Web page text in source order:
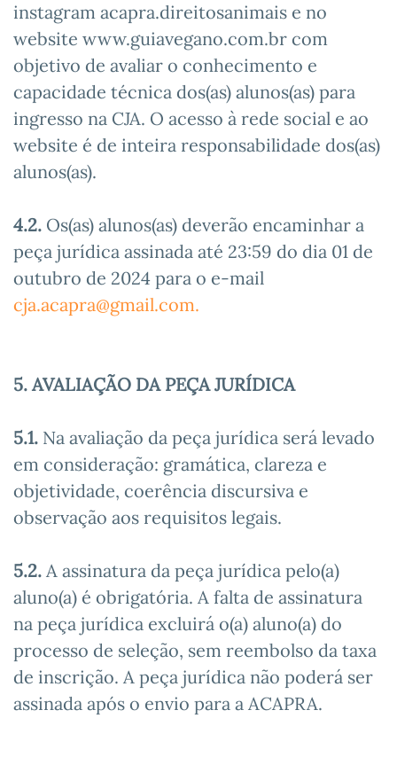
instagram acapra.direitosanimais e no
website www.guiavegano.com.br com
objetivo de avaliar o conhecimento e
capacidade técnica dos(as) alunos(as) para
ingresso na CJA. O acesso à rede social e ao
website é de inteira responsabilidade dos(as)
alunos(as).
4.2. Os(as) alunos(as) deverão encaminhar a
peça jurídica assinada até 23:59 do dia 01 de
outubro de 2024 para o e-mail
cja.acapra@gmail.com.
5. AVALIAÇÃO DA PEÇA JURÍDICA
5.1. Na avaliação da peça jurídica será levado
em consideração: gramática, clareza e
objetividade, coerência discursiva e
observação aos requisitos legais.
5.2. A assinatura da peça jurídica pelo(a)
aluno(a) é obrigatória. A falta de assinatura
na peça jurídica excluirá o(a) aluno(a) do
processo de seleção, sem reembolso da taxa
de inscrição. A peça jurídica não poderá ser
assinada após o envio para a ACAPRA.